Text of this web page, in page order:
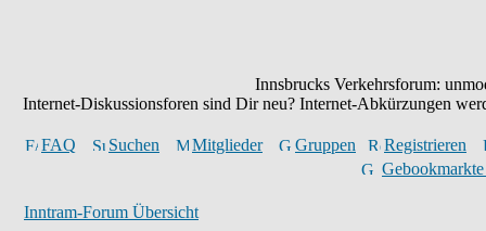
Innsbrucks Verkehrsforum:
Internet-Diskussionsforen sind Dir neu? Internet-Abkürzungen
FAQ Suchen Mitglieder Gruppen
Registrieren
Inntram-Forum Übersicht